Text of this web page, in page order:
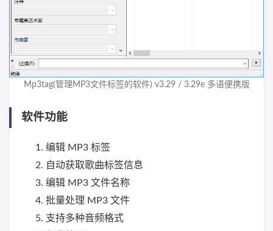
Mp3tag(管理MP3文件标签的软件) v3.29 / 3.29e 多语便携版
软件功能
编辑 MP3 标签
自动获取歌曲标签信息
编辑 MP3 文件名称
批量处理 MP3 文件
支持多种音频格式